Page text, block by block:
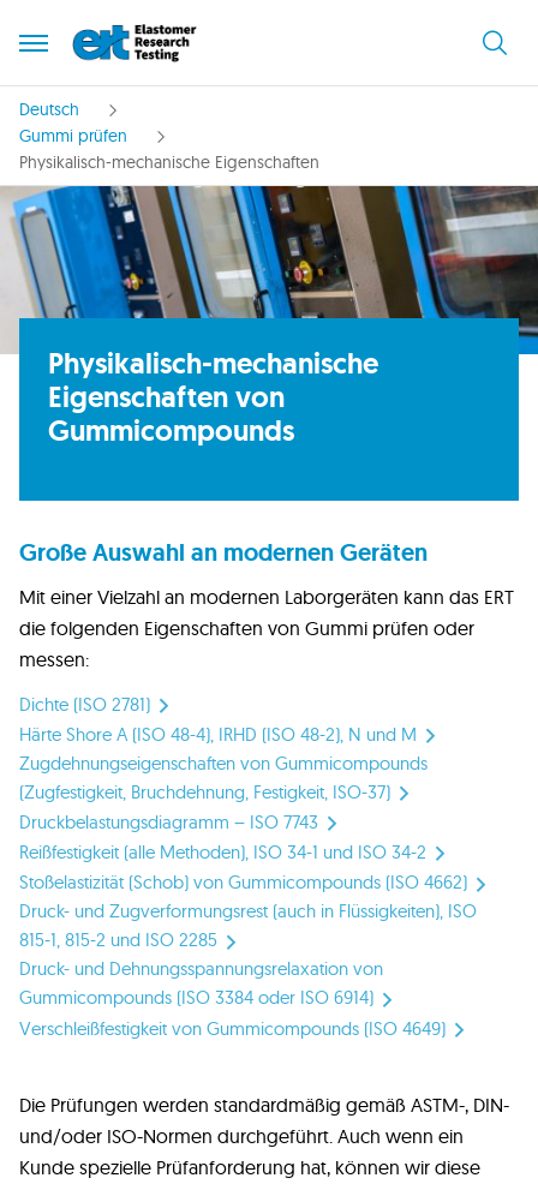
Deutsch
Gummi prüfen
Physikalisch-mechanische Eigenschaften
Physikalisch-mechanische
Eigenschaften von
Gummicompounds
Große Auswahl an modernen Geräten
Mit einer Vielzahl an modernen Laborgeräten kann das ERT
die folgenden Eigenschaften von Gummi prüfen oder
messen:
Dichte (ISO 2781)
Härte Shore A (ISO 48-4), IRHD (ISO 48-2), N und M
Zugdehnungseigenschaften von Gummicompounds
(Zugfestigkeit, Bruchdehnung, Festigkeit, ISO-37)
Druckbelastungsdiagramm – ISO 7743
Reißfestigkeit (alle Methoden), ISO 34-1 und ISO 34-2
Stoßelastizität (Schob) von Gummicompounds (ISO 4662)
Druck- und Zugverformungsrest (auch in Flüssigkeiten), ISO
815-1, 815-2 und ISO 2285
Druck- und Dehnungsspannungsrelaxation von
Gummicompounds (ISO 3384 oder ISO 6914)
Verschleißfestigkeit von Gummicompounds (ISO 4649)
Die Prüfungen werden standardmäßig gemäß ASTM-, DIN-
und/oder ISO-Normen durchgeführt. Auch wenn ein
Kunde spezielle Prüfanforderung hat, können wir diese